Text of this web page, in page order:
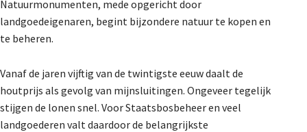
Natuurmonumenten, mede opgericht door
landgoedeigenaren, begint bijzondere natuur te kopen en
te beheren.
Vanaf de jaren vijftig van de twintigste eeuw daalt de
houtprijs als gevolg van mijnsluitingen. Ongeveer tegelijk
stijgen de lonen snel. Voor Staatsbosbeheer en veel
landgoederen valt daardoor de belangrijkste